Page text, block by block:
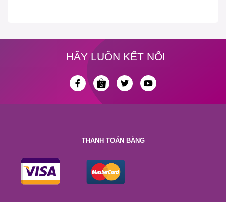
HÃY LUÔN KẾT NỐI
THANH TOÁN BẰNG